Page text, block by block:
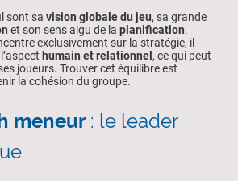
sont sa vision globale du jeu, sa grande
et son sens aigu de la planification.
exclusivement sur la stratégie, il
humain et relationnel , ce qui peut
joueurs. Trouver cet équilibre est
la cohésion du groupe.
meneur : le leader